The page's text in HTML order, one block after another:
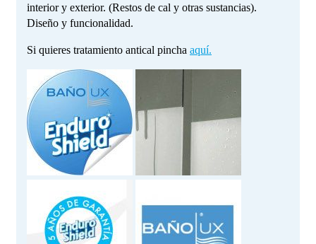
interior y exterior. (Restos de cal y otras sustancias).
Diseño y funcionalidad.
Si quieres tratamiento antical pincha aquí.